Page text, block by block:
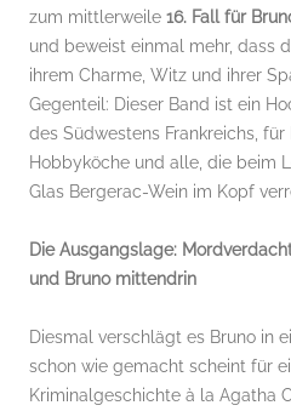
zum mittlerweile 16. Fall für
und beweist einmal mehr, dass
ihrem Charme, Witz und ihrer
Gegenteil: Dieser Band ist ein
des Südwestens Frankreichs, für
Hobbyköche und alle, die beim
Glas Bergerac-Wein im Kopf
Die Ausgangslage:
und Bruno mittendrin
Diesmal verschlägt es Bruno in
schon wie gemacht scheint für
Kriminalgeschichte à la Agatha